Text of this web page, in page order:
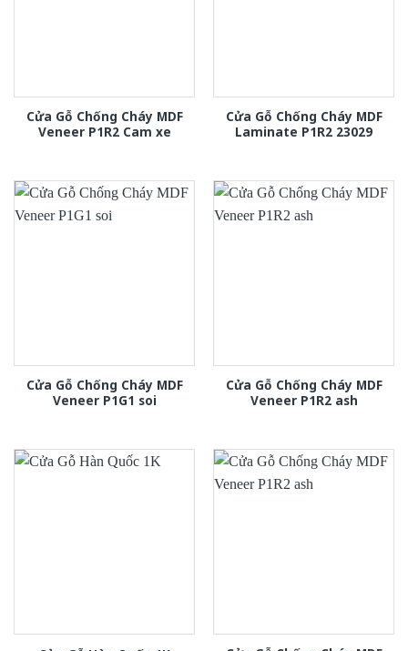
Cửa Gỗ Chống Cháy MDF
Veneer P1R2 Cam xe
Cửa Gỗ Chống Cháy MDF
Laminate P1R2 23029
Cửa Gỗ Chống Cháy MDF
Veneer P1G1 soi
Cửa Gỗ Chống Cháy MDF
Veneer P1R2 ash